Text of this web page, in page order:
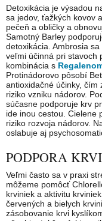
Detoxikácia je výsadou
sa jedov, ťažkých kovov
pečeň a obličky a
Samotný Barley
detoxikácia. Ambrosia
veľmi účinná pri stavoch
kombinácia s
Protinádorovo pôsobí
antioxidačné účinky, čím
riziko vzniku nádorov.
súčasne podporuje krv
ide inou cestou. Cielene
riziko rozvoja nádorov.
oslabuje aj
PODPORA KRVI
Veľmi často sa v praxi
môžeme pomôcť
krviniek a aktivitu
červených a bielych
zásobovanie krvi